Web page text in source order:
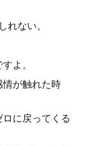
れない。
よ。
情が触れた時
に戻ってくる